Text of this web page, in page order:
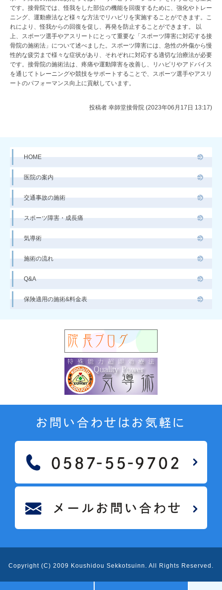
です。接骨院では、怪我をした部位の機能を回復するために、強化やトレー
ニング、運動療法など様々な方法でリハビリを実施することができます。こ
れにより、怪我からの回復を促し、再発を防止することができます。 以
上、スポーツ選手やアスリートにとって重要な「スポーツ障害に対応する接
骨院の施術法」について述べました。スポーツ障害には、急性の外傷から慢
性的な疲労まで様々な症状があり、それぞれに対応する適切な治療法が必要
です。接骨院の施術法は、疼痛や運動障害を改善し、リハビリやアドバイス
を通じてトレーニングや競技をサポートすることで、スポーツ選手やアスリ
ートのパフォーマンス向上に貢献しています。
投稿者 幸師堂接骨院 (2023年06月17日 13:17)
HOME
医院の案内
交通事故の施術
スポーツ障害・成長痛
気導術
施術の流れ
Q&A
保険適用の施術&料金表
お問い合わせはお気軽に
Copyright (C) 2009 Koushidou Sekkotsuinn . All Rights Reserved.